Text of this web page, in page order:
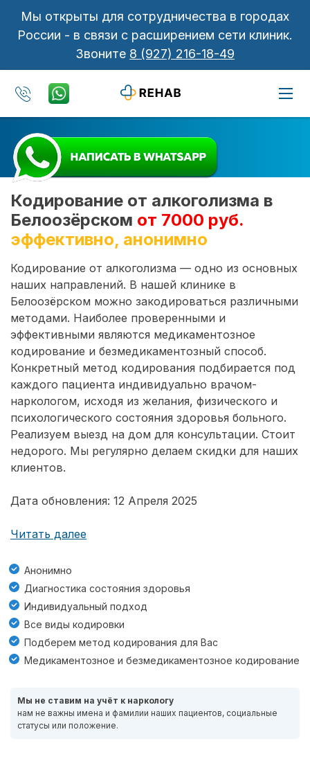
Мы открыты для сотрудничества в городах
России - в связи с расширением сети клиник.
Звоните 8 (927) 216-18-49
Кодирование от алкоголизма в
Белоозёрском от 7000 руб.
эффективно, анонимно
Кодирование от алкоголизма — одно из основных
наших направлений. В нашей клинике в
Белоозёрском можно закодироваться различными
методами. Наиболее проверенными и
эффективными являются медикаментозное
кодирование и безмедикаментозный способ.
Конкретный метод кодирования подбирается под
каждого пациента индивидуально врачом-
наркологом, исходя из желания, физического и
психологического состояния здоровья больного.
Реализуем выезд на дом для консультации. Стоит
недорого. Мы регулярно делаем скидки для наших
клиентов.
Дата обновления: 12 Апреля 2025
Читать далее
Анонимно
Диагностика состояния здоровья
Индивидуальный подход
Все виды кодировки
Подберем метод кодирования для Вас
Медикаментозное и безмедикаментозное кодирование
Мы не ставим на учёт к наркологу
нам не важны имена и фамилии наших пациентов, социальные
статусы или положение.